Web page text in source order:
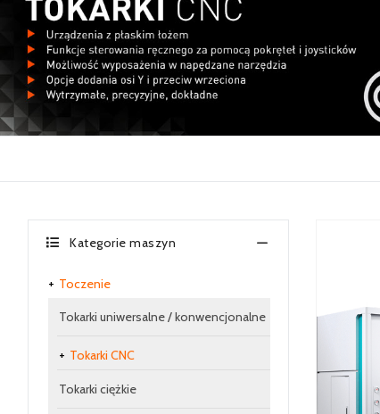
Kategorie maszyn
Toczenie
Tokarki uniwersalne / konwencjonalne
Tokarki CNC
Tokarki ciężkie